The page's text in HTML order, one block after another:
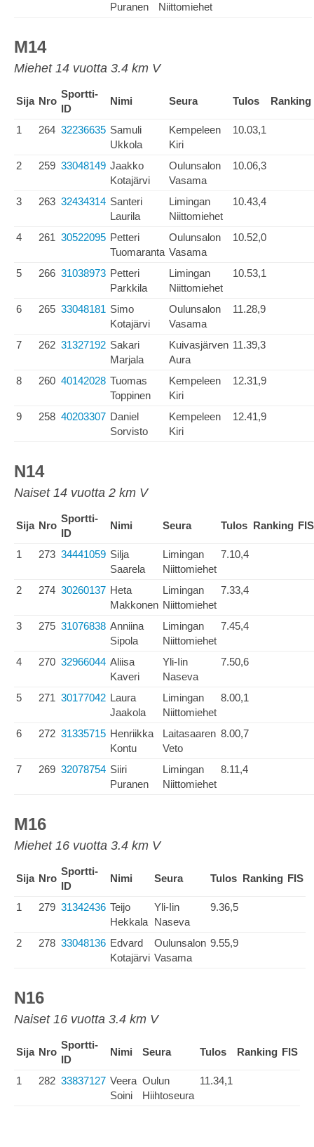
Puranen
Niittomiehet
M14
Miehet 14 vuotta 3.4 km V
Sija Nro
Sportti-
ID
Nimi Seura Tulos Ranking
1 264 32236635 Samuli
Ukkola
Kempeleen
Kiri
10.03,1
2 259 33048149 Jaakko
Kotajärvi
Oulunsalon
Vasama
10.06,3
3 263 32434314 Santeri
Laurila
Limingan
Niittomiehet
10.43,4
4 261 30522095 Petteri
Tuomaranta
Oulunsalon
Vasama
10.52,0
5 266 31038973 Petteri
Parkkila
Limingan
Niittomiehet
10.53,1
6 265 33048181 Simo
Kotajärvi
Oulunsalon
Vasama
11.28,9
7 262 31327192 Sakari
Marjala
Kuivasjärven
Aura
11.39,3
8 260 40142028 Tuomas
Toppinen
Kempeleen
Kiri
12.31,9
9 258 40203307 Daniel
Sorvisto
Kempeleen
Kiri
12.41,9
N14
Naiset 14 vuotta 2 km V
Sija Nro
Sportti-
ID
Nimi Seura Tulos Ranking FIS
1 273 34441059 Silja
Saarela
Limingan
Niittomiehet
7.10,4
2 274 30260137 Heta
Makkonen
Limingan
Niittomiehet
7.33,4
3 275 31076838 Anniina
Sipola
Limingan
Niittomiehet
7.45,4
4 270 32966044 Aliisa
Kaveri
Yli-Iin
Naseva
7.50,6
5 271 30177042 Laura
Jaakola
Limingan
Niittomiehet
8.00,1
6 272 31335715 Henriikka
Kontu
Laitasaaren
Veto
8.00,7
7 269 32078754 Siiri
Puranen
Limingan
Niittomiehet
8.11,4
M16
Miehet 16 vuotta 3.4 km V
Sija Nro
Sportti-
ID
Nimi Seura Tulos Ranking FIS
1 279 31342436 Teijo
Hekkala
Yli-Iin
Naseva
9.36,5
2 278 33048136 Edvard
Kotajärvi
Oulunsalon
Vasama
9.55,9
N16
Naiset 16 vuotta 3.4 km V
Sija Nro
Sportti-
ID
Nimi Seura Tulos Ranking FIS
1 282 33837127 Veera
Soini
Oulun
Hiihtoseura
11.34,1